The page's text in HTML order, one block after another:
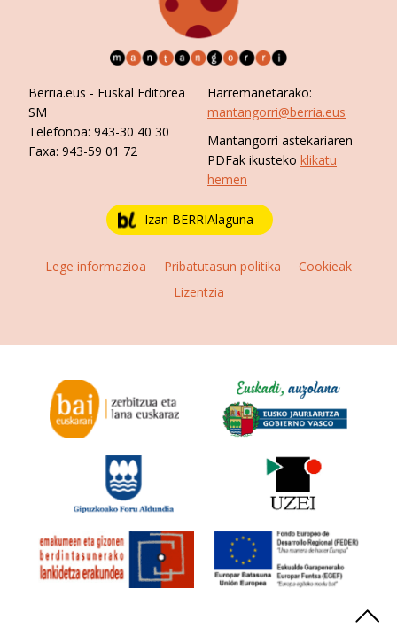
Berria.eus - Euskal Editorea
SM
Telefonoa: 943-30 40 30
Faxa: 943-59 01 72
Harremanetarako:
mantangorri@berria.eus
Mantangorri astekariaren
PDFak ikusteko klikatu
hemen
Izan BERRIAlaguna
Lege informazioa Pribatutasun politika
Cookieak
Lizentzia